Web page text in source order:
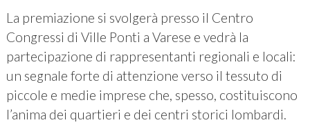
La premiazione si svolgerà presso il Centro
Congressi di Ville Ponti a Varese e vedrà la
partecipazione di rappresentanti regionali e locali:
un segnale forte di attenzione verso il tessuto di
piccole e medie imprese che, spesso, costituiscono
l’anima dei quartieri e dei centri storici lombardi.